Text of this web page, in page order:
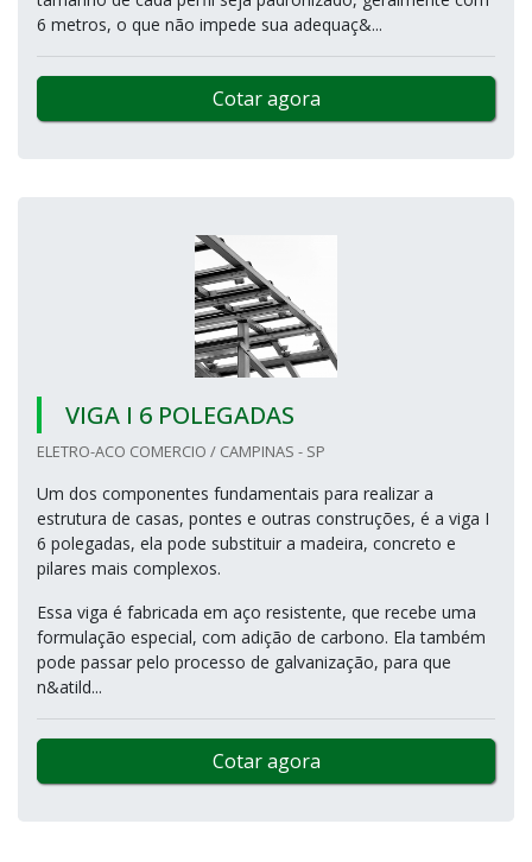
6 metros, o que não impede sua adequaç&...
Cotar agora
VIGA I 6 POLEGADAS
ELETRO-ACO COMERCIO / CAMPINAS - SP
Um dos componentes fundamentais para realizar a
estrutura de casas, pontes e outras construções, é a viga I
6 polegadas, ela pode substituir a madeira, concreto e
pilares mais complexos.
Essa viga é fabricada em aço resistente, que recebe uma
formulação especial, com adição de carbono. Ela também
pode passar pelo processo de galvanização, para que
n&atild...
Cotar agora